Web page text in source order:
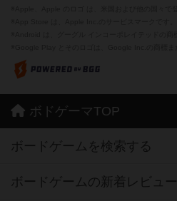
ボドゲーマTOP
ボードゲームを検索する
ボードゲームの新着レビュー